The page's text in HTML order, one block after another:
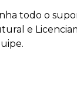
todo o
e